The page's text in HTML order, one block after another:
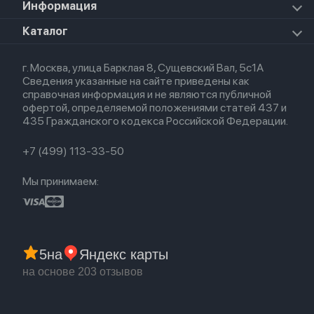
Apple Watch Ultra 3
Apple Watch Ultra
Airpods Pro 2
Airpods Max
Airpods 2
Airpods (1-е)
HomePod mini
AirTag
Для AirPods
Для iPhone
Для Apple Watch
Информация
О магазине
Политика конфиденциальности
Оплата и доставка
Партнерская программа
Гарантия
Обмен и возврат
Trade-in
Каталог
Новые поступления
Популярное
Акции
г. Москва, улица Барклая 8, Сущевский Вал, 5с1А
Сведения указанные на сайте приведены как
справочная информация и не являются публичной
офертой, определяемой положениями статей 437 и
435 Гражданского кодекса Российской Федерации.
+7 (499) 113-33-50
Мы принимаем:
5на Яндекс карты
на основе 203 отзывов